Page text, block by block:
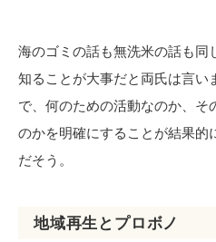
海のゴミの話も無洗米の話も同
知ることが大事だと両氏は言い
で、何のための活動なのか、そ
のかを明確にすることが結果的
だそう。
地域再生とプロボノ